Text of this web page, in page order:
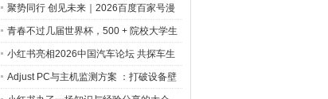
聚势同行 创见未来｜2026百度百家号漫
剧创作先享会精彩直击
青春不过几届世界杯，500 + 院校大学生
的 AI 逐梦之旅
小红书亮相2026中国汽车论坛 共探车生
活行业新增长
Adjust PC与主机监测方案 ：打破设备壁